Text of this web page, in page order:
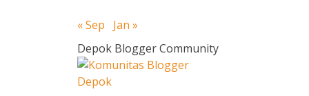
« Sep
Jan »
Depok Blogger Community